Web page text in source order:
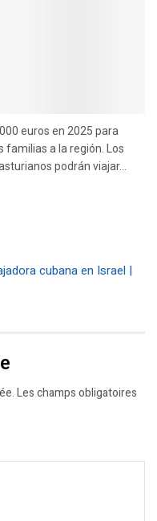
euros en 2025 para
a la región. Los
podrán viajar...
cubana en Israel |
Les champs obligatoires